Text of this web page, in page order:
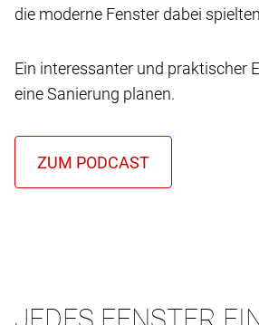
die moderne Fenster dabei
Ein interessanter und praktischer
eine Sanierung planen.